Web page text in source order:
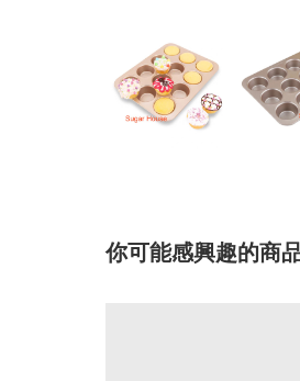
你可能感興趣的商